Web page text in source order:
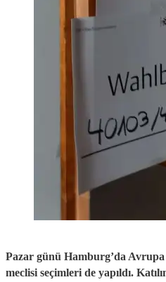
Pazar günü Hamburg’da Avrupa
meclisi seçimleri de yapıldı.